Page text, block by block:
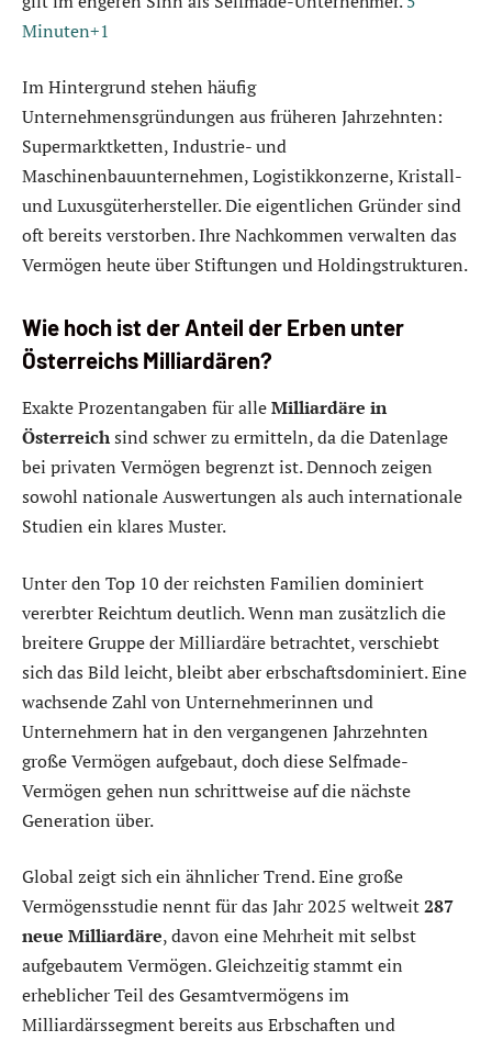
Minuten+1
Im Hintergrund stehen häufig
Unternehmensgründungen aus früheren Jahrzehnten:
Supermarktketten, Industrie- und
Maschinenbauunternehmen, Logistikkonzerne, Kristall-
und Luxusgüterhersteller. Die eigentlichen Gründer sind
oft bereits verstorben. Ihre Nachkommen verwalten das
Vermögen heute über Stiftungen und Holdingstrukturen.
Wie hoch ist der Anteil der Erben unter
Österreichs Milliardären?
Exakte Prozentangaben für alleMilliardäre in
Österreichsind schwer zu ermitteln, da die Datenlage
bei privaten Vermögen begrenzt ist. Dennoch zeigen
sowohl nationale Auswertungen als auch internationale
Studien ein klares Muster.
Unter den Top 10 der reichsten Familien dominiert
vererbter Reichtum deutlich. Wenn man zusätzlich die
breitere Gruppe der Milliardäre betrachtet, verschiebt
sich das Bild leicht, bleibt aber erbschaftsdominiert. Eine
wachsende Zahl von Unternehmerinnen und
Unternehmern hat in den vergangenen Jahrzehnten
große Vermögen aufgebaut, doch diese Selfmade-
Vermögen gehen nun schrittweise auf die nächste
Generation über.
Global zeigt sich ein ähnlicher Trend. Eine große
Vermögensstudie nennt für das Jahr 2025 weltweit287
neue Milliardäre, davon eine Mehrheit mit selbst
aufgebautem Vermögen. Gleichzeitig stammt ein
erheblicher Teil des Gesamtvermögens im
Milliardärssegment bereits aus Erbschaften und